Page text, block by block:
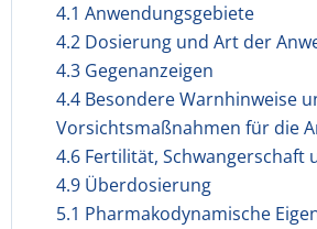
4.1 Anwendungsgebiete
4.2 Dosierung und Art der
4.3 Gegenanzeigen
4.4 Besondere Warnhinweise
Vorsichtsmaßnahmen für die
4.6 Fertilität, Schwangerschaft
4.9 Überdosierung
5.1 Pharmakodynamische